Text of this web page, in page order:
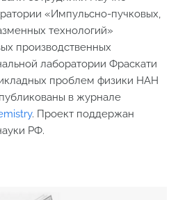
«Импульсно-пучковых,
технологий»
производственных
лаборатории Фраскати
проблем физики НАН
в журнале
. Проект поддержан
РФ.